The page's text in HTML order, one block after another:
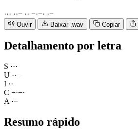
··· ··− ·· −·−· ·−
Ouvir Baixar .wav Copiar
Detalhamento por letra
S ···
U ··−
I ··
C −·−·
A ·−
Resumo rápido